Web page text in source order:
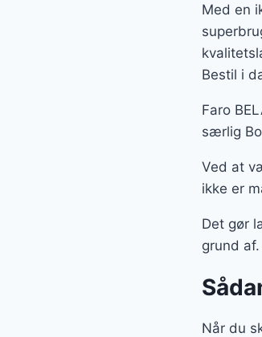
Med en
Bestil i
Faro
særlig
Ved at
ikke er
Det gør
grund
Når du